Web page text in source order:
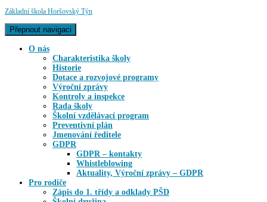
Základní škola Horšovský Týn
Přepnout navigaci
O nás
Charakteristika školy
Historie
Dotace a rozvojové programy
Výroční zprávy
Kontroly a inspekce
Rada školy
Školní vzdělávací program
Preventivní plán
Jmenování ředitele
GDPR
GDPR – kontakty
Whistleblowing
Aktuality, Výroční zprávy – GDPR
Pro rodiče
Zápis do 1. třídy a odklady PŠD